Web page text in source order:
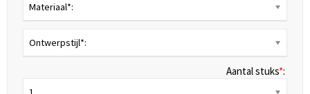
Materiaal*:
Ontwerpstijl*:
Aantal stuks*: